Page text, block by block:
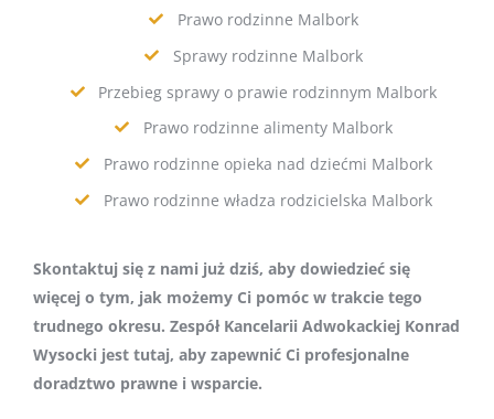
Prawo rodzinne Malbork
Sprawy rodzinne Malbork
Przebieg sprawy o prawie rodzinnym Malbork
Prawo rodzinne alimenty Malbork
Prawo rodzinne opieka nad dziećmi Malbork
Prawo rodzinne władza rodzicielska Malbork
Skontaktuj się z nami już dziś, aby dowiedzieć się
więcej o tym, jak możemy Ci pomóc w trakcie tego
trudnego okresu. Zespół Kancelarii Adwokackiej Konrad
Wysocki jest tutaj, aby zapewnić Ci profesjonalne
doradztwo prawne i wsparcie.